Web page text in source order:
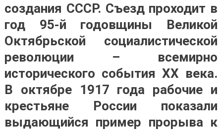
создания СССР. Съезд проходит в
год 95-й годовщины Великой
Октябрьской социалистической
революции – всемирно
исторического события XX века.
В октябре 1917 года рабочие и
крестьяне России показали
выдающийся пример прорыва к